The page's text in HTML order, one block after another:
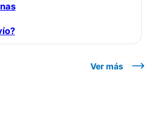
Ver más